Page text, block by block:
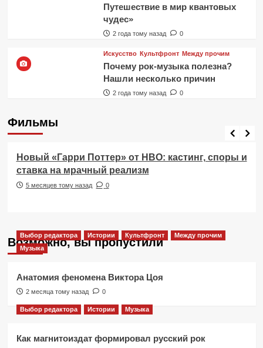
Путешествие в мир квантовых
чудес»
2 года тому назад 0
Искусство Культфронт Между прочим
Почему рок-музыка полезна?
Нашли несколько причин
2 года тому назад 0
Фильмы
Фильмы
Новый «Гарри Поттер» от HBO: кастинг, споры и
ставка на мрачный реализм
5 месяцев тому назад 0
Возможно, вы пропустили
Выбор редактора Истории Культфронт
Между прочим
Музыка
Анатомия феномена Виктора Цоя
2 месяца тому назад 0
Выбор редактора Истории Музыка
Как магнитоиздат формировал русский рок